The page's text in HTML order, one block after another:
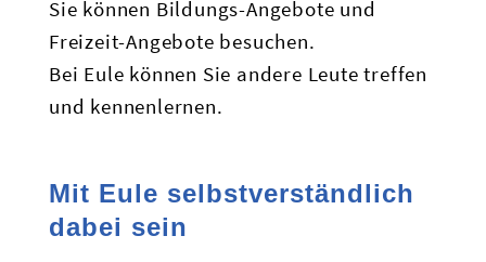
Sie können Bildungs-Angebote und
Freizeit-Angebote besuchen.
Bei Eule können Sie andere Leute treffen
und kennenlernen.
Mit Eule selbstverständlich
dabei sein